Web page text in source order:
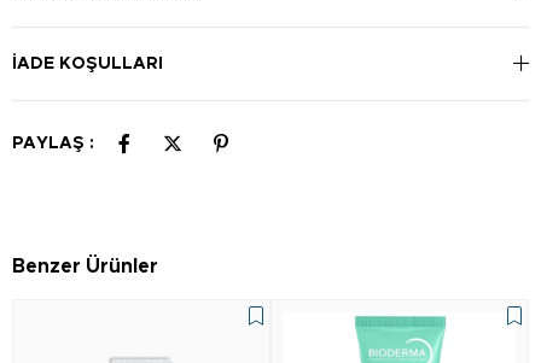
İADE KOŞULLARI
PAYLAŞ :
Benzer Ürünler